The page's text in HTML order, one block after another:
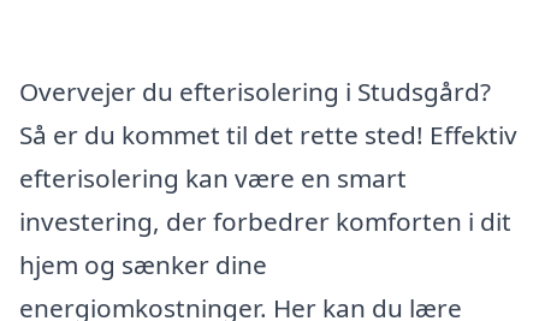
Overvejer du efterisolering i Studsgård?
Så er du kommet til det rette sted! Effektiv
efterisolering kan være en smart
investering, der forbedrer komforten i dit
hjem og sænker dine
energiomkostninger. Her kan du lære